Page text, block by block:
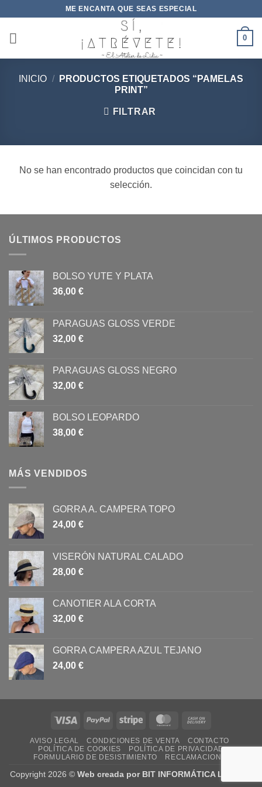
contenido
ME ENCANTA QUE SEAS ESPECIAL
0
INICIO /
PRODUCTOS ETIQUETADOS “PAMELAS
PRINT”
FILTRAR
No se han encontrado productos que coincidan con tu
selección.
ÚLTIMOS PRODUCTOS
BOLSO YUTE Y PLATA
36,00 €
PARAGUAS GLOSS VERDE
32,00 €
PARAGUAS GLOSS NEGRO
32,00 €
BOLSO LEOPARDO
38,00 €
MÁS VENDIDOS
GORRA A. CAMPERA TOPO
24,00 €
VISERÓN NATURAL CALADO
28,00 €
CANOTIER ALA CORTA
32,00 €
GORRA CAMPERA AZUL TEJANO
24,00 €
Visa PayPal Stripe MasterCard
Delivery
AVISO LEGAL CONDICIONES DE VENTA
CONTACTO
POLÍTICA DE COOKIES
POLÍTICA DE PRIVACIDAD
FORMULARIO DE DESISTIMIENTO
RECLAMACIONES
Copyright 2026 © Web creada por BIT INFORMÁTICA LODOSA